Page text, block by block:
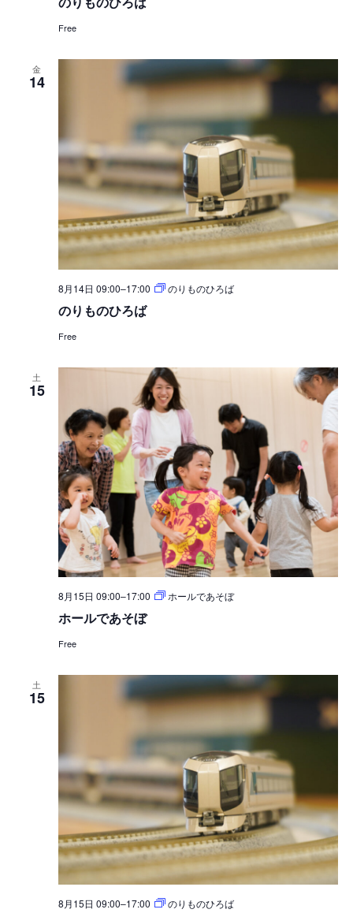
Free
金
14
8月14日 09:00–17:00 のりものひろば
のりものひろば
Free
土
15
8月15日 09:00–17:00 ホールであそぼ
ホールであそぼ
Free
土
15
8月15日 09:00–17:00 のりものひろば